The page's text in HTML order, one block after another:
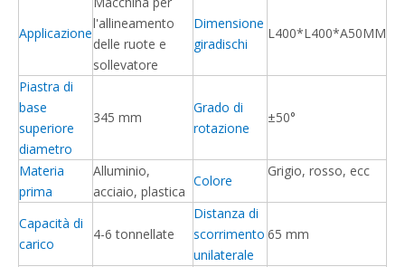
Applicazione
l'allineamento
delle ruote e
sollevatore
Dimensione
giradischi
L400*L400*A50MM
Piastra di
base
superiore
diametro
345 mm
Grado di
rotazione
±50°
Materia
prima
Alluminio,
acciaio, plastica
Colore
Grigio, rosso, ecc
Capacità di
carico
4-6 tonnellate
Distanza di
scorrimento
unilaterale
65 mm